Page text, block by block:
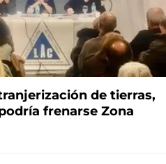
de tierras,
frenarse Zona